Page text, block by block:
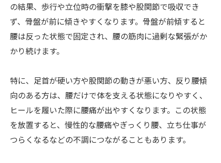
の結果、歩行や立位時の衝撃を膝や股関節で吸収でき
ず、骨盤が前に傾きやすくなります。骨盤が前傾すると
腰は反った状態で固定され、腰の筋肉に過剰な緊張がか
かり続けます。
特に、足首が硬い方や股関節の動きが悪い方、反り腰傾
向のある方は、腰だけで体を支える状態になりやすく、
ヒールを履いた際に腰痛が出やすくなります。この状態
を放置すると、慢性的な腰痛やぎっくり腰、立ち仕事が
つらくなるなどの不調につながることもあります。